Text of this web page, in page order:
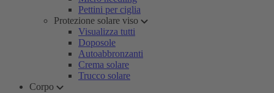
Pettini per ciglia
Protezione solare viso
Visualizza tutti
Doposole
Autoabbronzanti
Crema solare
Trucco solare
Corpo